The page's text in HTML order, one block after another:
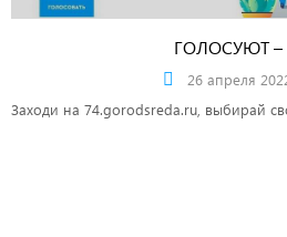
ГОЛОСУЮТ –
26 апреля
Заходи на 74.gorodsreda.ru, выбирай